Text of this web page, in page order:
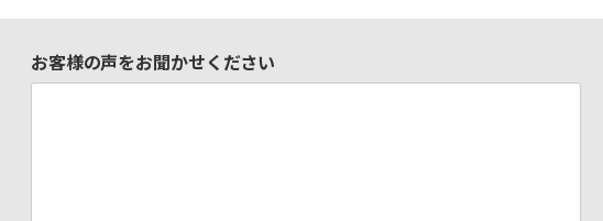
お客様の声をお聞かせください